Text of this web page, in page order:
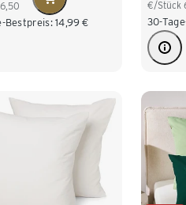
6,50
Bestpreis: 14,99 €
€/Stück
30-